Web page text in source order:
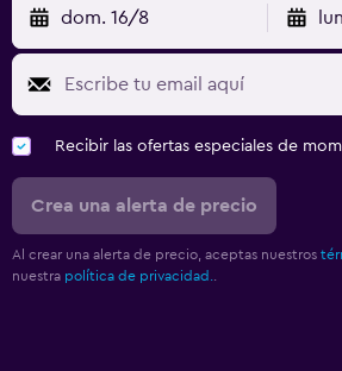
dom. 16/8
Recibir las ofertas especiales de
Crea una alerta de precio
Al crear una alerta de precio, aceptas nuestros
nuestra política de privacidad.